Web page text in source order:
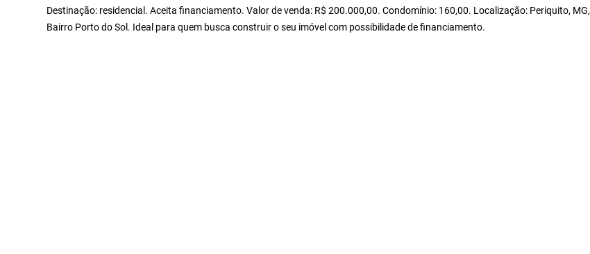
Destinação: residencial. Aceita financiamento. Valor de venda: R$ 200.000,00. Condomínio: 160,00. Localização: Periquito, MG,
Bairro Porto do Sol. Ideal para quem busca construir o seu imóvel com possibilidade de financiamento.